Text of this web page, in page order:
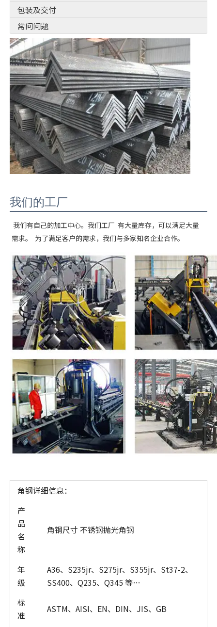
包装及交付
常问问题
我们的工厂
我们有自己的加工中心。我们工厂  有大量库存，可以满足大量
需求。  为了满足客户的需求，我们与多家知名企业合作。
角钢详细信息：
产
品
名
称
角钢尺寸 不锈钢抛光角钢
年
级
A36、S235jr、S275jr、S355jr、St37-2、
SS400、Q235、Q345 等…
标
准
ASTM、AISI、EN、DIN、JIS、GB